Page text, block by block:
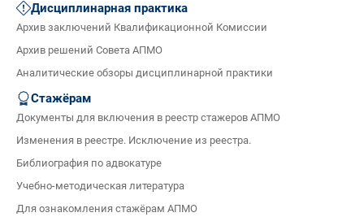
Дисциплинарная практика
Архив заключений Квалификационной Комиссии
Архив решений Совета АПМО
Аналитические обзоры дисциплинарной практики
Стажёрам
Документы для включения в реестр стажеров АПМО
Изменения в реестре. Исключение из реестра.
Библиография по адвокатуре
Учебно-методическая литература
Для ознакомления стажёрам АПМО